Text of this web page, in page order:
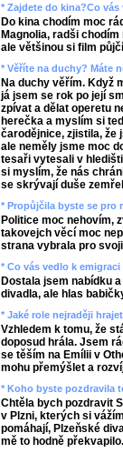
* Zajdete do kina?Co
Do kina chodím moc
Magnolia, radši
ale většinou si film
* Věříte na duchy? Máte
Na duchy věřím. Když
já jsem se rok po její
zpívat a dělat operetu
herečka a myslím si
čarodějnice, zjistila, že
ale neměly jsme moc
tesaři vytesali v
si myslím, že nás
se skrývají duše
* Propůjčila byste se pro
Politice moc nehovím,
takovejch věcí moc
strana vybrala pro
* Co vás vedlo k
Dostala jsem nabídku
divadla, ale hlas
* Jaké role nejraději
Vzhledem k tomu, že
doposud hrála. Jsem
se těším na Emílii v
mohu přemýšlet a
* Koho byste pozdravila
Chtěla bych pozdravit
v Plzni, kterých si
pomáhají, Plzeňské
mě to hodně překvapilo.